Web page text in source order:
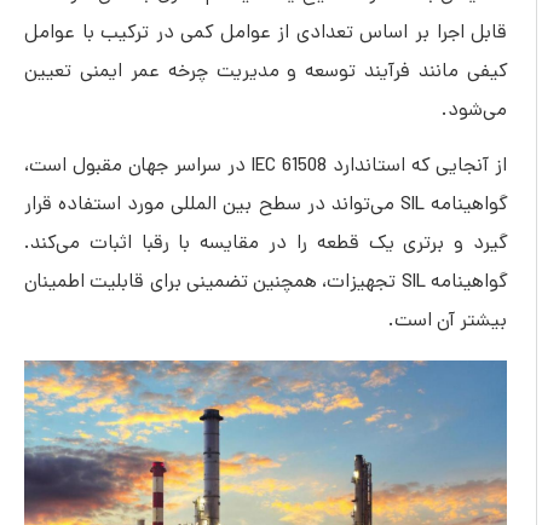
قابل اجرا بر اساس تعدادی از عوامل کمی در ترکیب با عوامل
کیفی مانند فرآیند توسعه و مدیریت چرخه عمر ایمنی تعیین
می‌شود.
از آنجایی که استاندارد IEC 61508 در سراسر جهان مقبول است،
گواهینامه SIL می‌تواند در سطح بین المللی مورد استفاده قرار
گیرد و برتری یک قطعه را در مقایسه با رقبا اثبات می‌کند.
گواهینامه SIL تجهیزات، همچنین تضمینی برای قابلیت اطمینان
بیشتر آن است.